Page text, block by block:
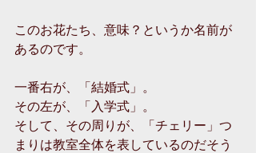
このお花たち、意味？というか名前が
あるのです。
一番右が、「結婚式」。
その左が、「入学式」。
そして、その周りが、「チェリー」つ
まりは教室全体を表しているのだそう